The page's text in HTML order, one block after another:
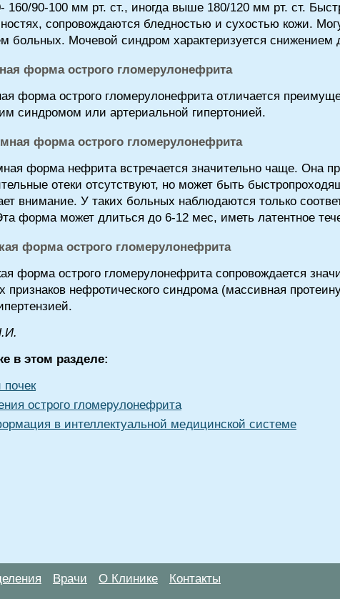
160/90-100 мм рт. ст., иногда выше 180/120 мм рт. ст.
сопровождаются бледностью и сухостью кожи.
больных. Мочевой синдром характеризуется снижением
форма острого гломерулонефрита
форма острого гломерулонефрита отличается
синдромом или артериальной гипертонией.
форма острого гломерулонефрита
форма нефрита встречается значительно чаще. Она
отеки отсутствуют, но может быть
внимание. У таких больных наблюдаются только
форма может длиться до 6-12 мес, иметь латентное
форма острого гломерулонефрита
форма острого гломерулонефрита сопровождается
признаков нефротического синдрома (массивная
в этом разделе:
почек
острого гломерулонефрита
в интеллектуальной медицинской системе
Врачи О Клинике Контакты